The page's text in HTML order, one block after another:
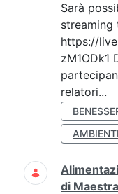
Sarà
streaming
https://
zM1ODk1
relatori...
di